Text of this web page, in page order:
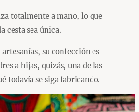
totalmente a mano, lo que
cesta sea única.
su confección es
a hijas, quizás, una de las
todavía se siga fabricando.